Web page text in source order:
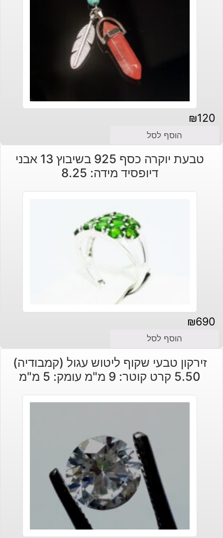
₪120
הוסף לסל
טבעת יוקרה כסף 925 בשיבוץ 13 אבני
דיופסיד מידה: 8.25
₪690
הוסף לסל
זירקון טבעי שקוף ליטוש עגול (קמבודיה)
5.50 קרט קוטר: 9 מ"מ עומק: 5 מ"מ